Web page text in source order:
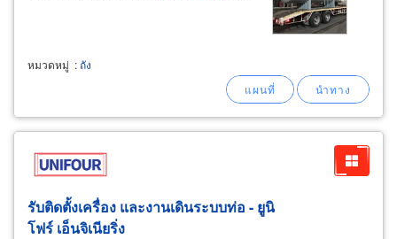
หมวดหมู่ : ถัง
รับติดตั้งเครื่อง และงานเดินระบบท่อ - ยูนิ
โฟร์ เอ็นจิเนียริ่ง